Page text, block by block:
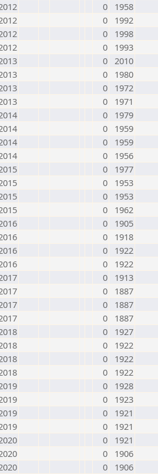
0
1958
0
1992
0
1998
0
1993
0 2010
0
1980
0
1972
0
1971
0
1979
0
1959
0
1959
0
1956
0
1977
0
1953
0
1953
0
1962
0
1905
0
1918
0
1922
0
1922
0
1913
0
1887
0
1887
0
1887
0
1927
0
1922
0
1922
0
1922
0
1928
0
1923
0
1921
0
1921
0
1921
0
1906
0
1906